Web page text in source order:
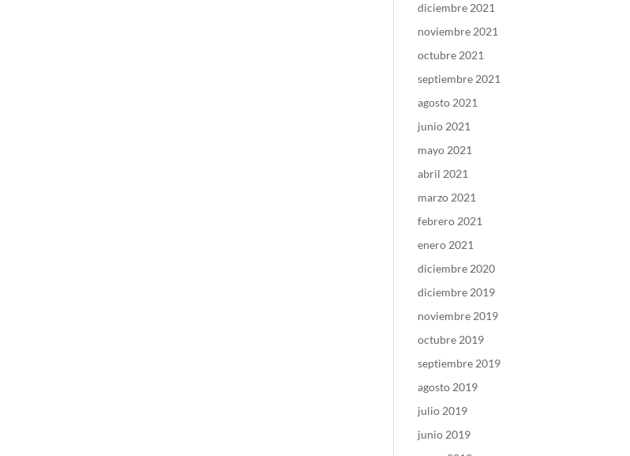
diciembre 2021
noviembre 2021
octubre 2021
septiembre 2021
agosto 2021
junio 2021
mayo 2021
abril 2021
marzo 2021
febrero 2021
enero 2021
diciembre 2020
diciembre 2019
noviembre 2019
octubre 2019
septiembre 2019
agosto 2019
julio 2019
junio 2019